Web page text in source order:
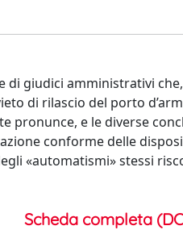
giudici amministrativi
di rilascio del porto
pronunce, e le diverse
conforme delle
«automatismi» stessi
Scheda completa